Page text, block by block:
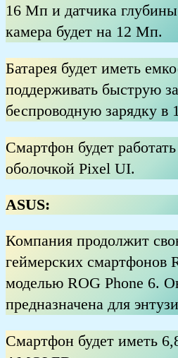
16 Мп и датчика
камера будет на 12 Мп.
Батарея будет иметь
поддерживать быструю
беспроводную зарядку в
Смартфон будет
оболочкой Pixel UI.
ASUS:
Компания продолжит
геймерских смартфонов
моделью ROG Phone 6.
предназначена для
Смартфон будет иметь